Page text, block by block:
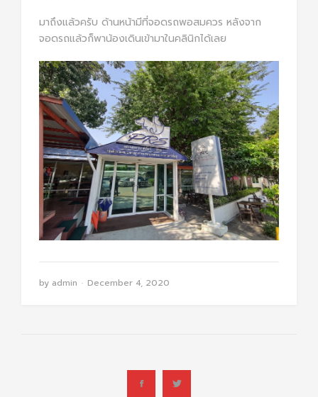
มาถึงแล้วครับ ด้านหน้ามีที่จอดรถพอสมควร หลังจาก
จอดรถแล้วก็พาน้องเดินเข้ามาในคลินิกได้เลย
by admin December 4, 2020